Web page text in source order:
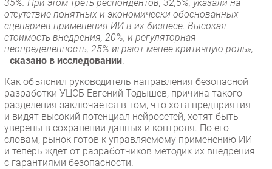
Тестовый стенд
Каталог компаний
35%. При этом треть респондентов, 32,5%, указали на
отсутствие понятных и экономически обоснованных
сценариев применения ИИ в их бизнесе. Высокая
стоимость внедрения, 20%, и регуляторная
неопределенность, 25% играют менее критичную роль»,
- сказано в исследовании
Как объяснил руководитель направления безопасной
разработки УЦСБ Евгений Тодышев, причина такого
разделения заключается в том, что хотя предприятия
и видят высокий потенциал нейросетей, хотят быть
уверены в сохранении данных и контроля. По его
словам, рынок готов к управляемому применению ИИ
и теперь ждет от разработчиков методик их внедрения
с гарантиями безопасности.